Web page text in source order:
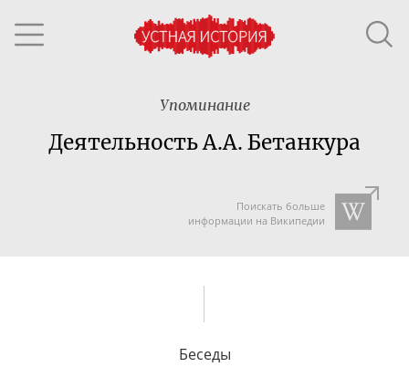
Упоминание
Деятельность А.А. Бетанкура
Поискать больше
информации на Википедии
Беседы